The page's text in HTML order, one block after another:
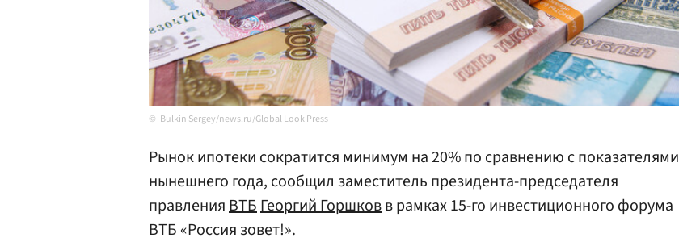
Bulkin Sergey/news.ru/Global Look Press
Рынок ипотеки сократится минимум на 20% по сравнению с показателями
нынешнего года, сообщил заместитель президента-председателя
правленияВТБГеоргий Горшковв рамках 15-го инвестиционного форума
ВТБ «Россия зовет!».